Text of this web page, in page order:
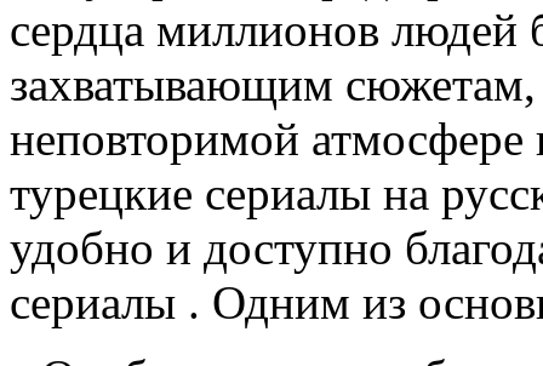
сердца миллионов людей
захватывающим сюжетам,
неповторимой атмосфере
турецкие сериалы на
удобно и доступно
сериалы . Одним из